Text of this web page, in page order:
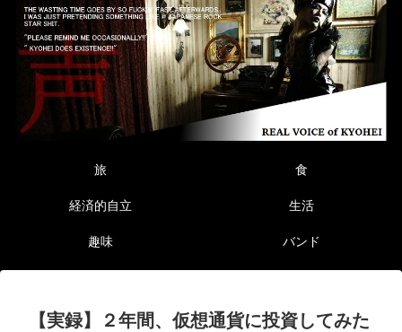
旅 食
経済的自立 生活
趣味 バンド
【実録】２年間、仮想通貨に投資してみた